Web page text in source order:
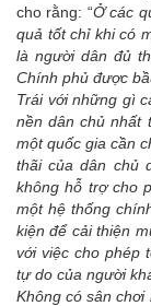
cho rằng: “Ở các
quả tốt chỉ khi có
là người dân đủ
Chính phủ được
Trái với những gì
nền dân chủ nhất
một quốc gia cần
thãi của dân chủ
không hỗ trợ cho
một hệ thống
kiện để cải thiện
với việc cho phép
tự do của người
Không có sân